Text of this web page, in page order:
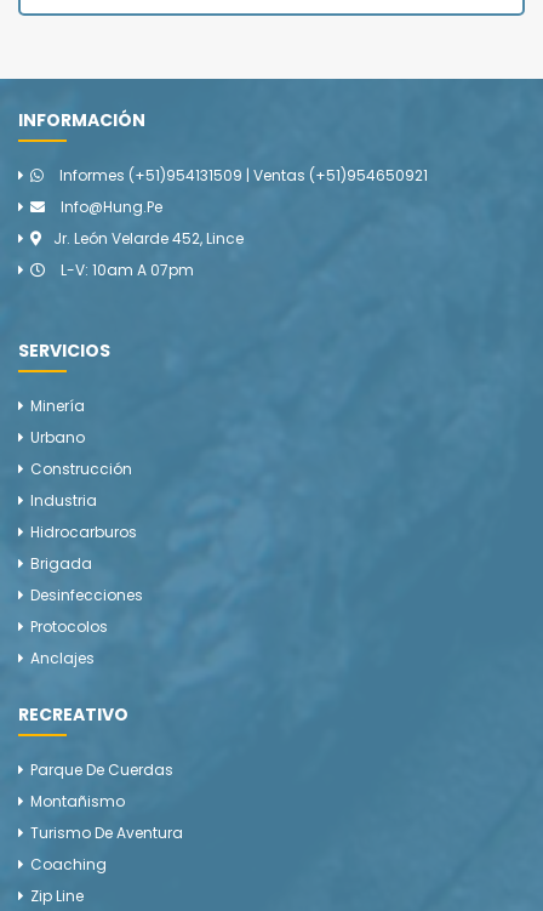
INFORMACIÓN
Informes (+51)954131509 | Ventas (+51)954650921
Info@hung.pe
Jr. León Velarde 452, Lince
L-V: 10am A 07pm
SERVICIOS
Minería
Urbano
Construcción
Industria
Hidrocarburos
Brigada
Desinfecciones
Protocolos
Anclajes
RECREATIVO
Parque De Cuerdas
Montañismo
Turismo De Aventura
Coaching
Zip Line